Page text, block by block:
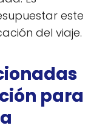
este
del viaje.
para